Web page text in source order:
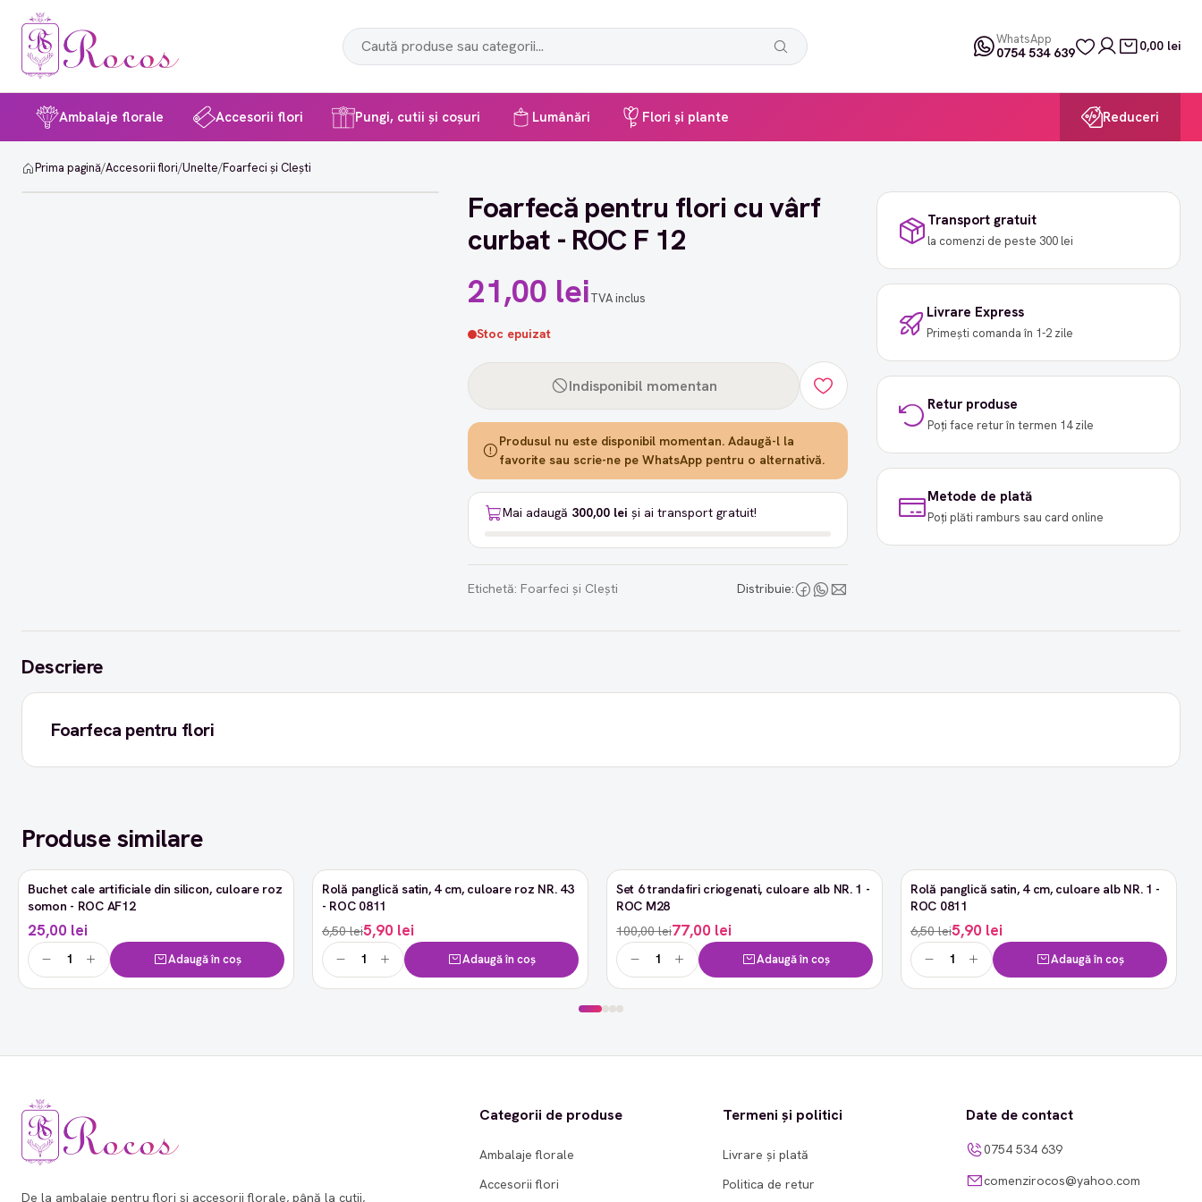
WhatsApp
0754 534 639 0,00 lei
Ambalaje florale Accesorii flori Pungi, cutii și coșuri Lumânări Flori și plante Reduceri
Prima pagină/Accesorii flori/Unelte/Foarfeci și Clești
Foarfecă pentru flori cu vârf
curbat - ROC F 12
21,00 leiTVA inclus
Stoc epuizat
Indisponibil momentan
Produsul nu este disponibil momentan. Adaugă-l la
favorite sau scrie-ne pe WhatsApp pentru o alternativă.
Mai adaugă 300,00 lei și ai transport gratuit!
Etichetă: Foarfeci și Clești Distribuie:
Transport gratuit
la comenzi de peste 300 lei
Livrare Express
Primești comanda în 1-2 zile
Retur produse
Poți face retur în termen 14 zile
Metode de plată
Poți plăti ramburs sau card online
Descriere
Foarfeca pentru flori
Produse similare
Buchet cale artificiale din silicon, culoare roz
somon - ROC AF12
25,00 lei
Adaugă în coș
-9%
Rolă panglică satin, 4 cm, culoare roz NR. 43
- ROC 0811
6,50 lei5,90 lei
Adaugă în coș
-23%
Set 6 trandafiri criogenati, culoare alb NR. 1 -
ROC M28
100,00 lei77,00 lei
Adaugă în coș
-9%
Rolă panglică satin, 4 cm, culoare alb NR. 1 -
ROC 0811
6,50 lei5,90 lei
Adaugă în coș
De la ambalaje pentru flori și accesorii florale, până la cutii,
Categorii de produse
Ambalaje florale
Accesorii flori
Termeni și politici
Livrare și plată
Politica de retur
Date de contact
0754 534 639
comenzirocos@yahoo.com